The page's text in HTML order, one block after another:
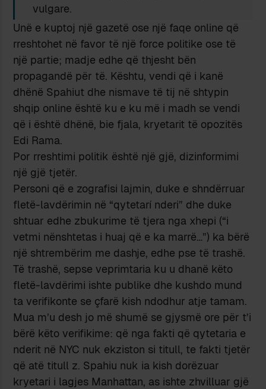
vulgare.
Unë e kuptoj një gazetë ose një faqe online që
rreshtohet në favor të një force politike ose të
një partie; madje edhe që thjesht bën
propagandë për të. Kështu, vendi që i kanë
dhënë Spahiut dhe nismave të tij në shtypin
shqip online është ku e ku më i madh se vendi
që i është dhënë, bie fjala, kryetarit të opozitës
Edi Rama.
Por rreshtimi politik është një gjë, dizinformimi
një gjë tjetër.
Personi që e zografisi lajmin, duke e shndërruar
fletë-lavdërimin në “qytetarí nderi” dhe duke
shtuar edhe zbukurime të tjera nga xhepi (“i
vetmi nënshtetas i huaj që e ka marrë…”) ka bërë
një shtrembërim me dashje, edhe pse të trashë.
Të trashë, sepse veprimtaria ku u dhanë këto
fletë-lavdërimi ishte publike dhe kushdo mund
ta verifikonte se çfarë kish ndodhur atje tamam.
Mua m’u desh jo më shumë se gjysmë ore për t’i
bërë këto verifikime: që nga fakti që qytetaria e
nderit në NYC nuk ekziston si titull, te fakti tjetër
që atë titull z. Spahiu nuk ia kish dorëzuar
kryetari i lagjes Manhattan, as ishte zhvilluar gjë